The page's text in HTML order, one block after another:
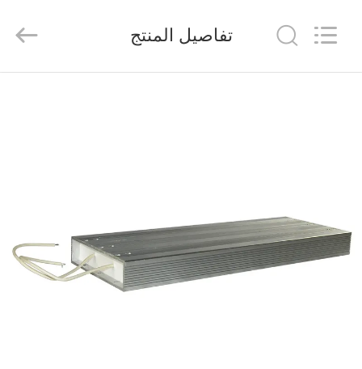
معلومات
عنا
Reserved.
تفاصيل المنتج